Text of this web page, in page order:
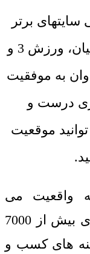
سایتهای برتر
مثل دیجی کالا، زومیت، بامیلو، تبیان، ورزش 3 و
به موفقیت
درست و
موقعیت
واقعیت می
رسانیم. رایا مارکتینگ با بکارگیری بیش از 7000
های کسب و